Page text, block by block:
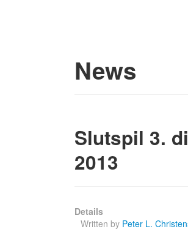
News
Slutspil 3.
2013
Details
Written by Peter L.